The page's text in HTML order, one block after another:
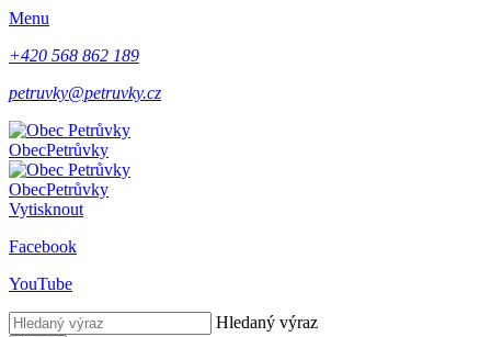
Menu
+420 568 862 189
petruvky@petruvky.cz
ObecPetrůvky
ObecPetrůvky
Vytisknout
Facebook
YouTube
Hledaný výraz